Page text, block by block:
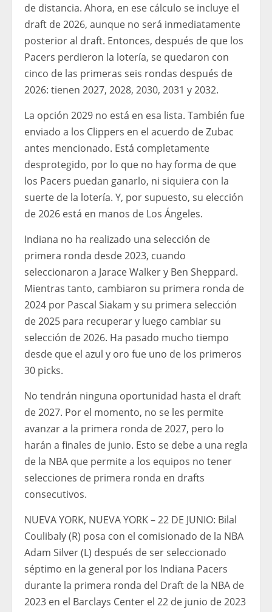
de distancia. Ahora, en ese cálculo se incluye el
draft de 2026, aunque no será inmediatamente
posterior al draft. Entonces, después de que los
Pacers perdieron la lotería, se quedaron con
cinco de las primeras seis rondas después de
2026: tienen 2027, 2028, 2030, 2031 y 2032.
La opción 2029 no está en esa lista. También fue
enviado a los Clippers en el acuerdo de Zubac
antes mencionado. Está completamente
desprotegido, por lo que no hay forma de que
los Pacers puedan ganarlo, ni siquiera con la
suerte de la lotería. Y, por supuesto, su elección
de 2026 está en manos de Los Ángeles.
Indiana no ha realizado una selección de
primera ronda desde 2023, cuando
seleccionaron a Jarace Walker y Ben Sheppard.
Mientras tanto, cambiaron su primera ronda de
2024 por Pascal Siakam y su primera selección
de 2025 para recuperar y luego cambiar su
selección de 2026. Ha pasado mucho tiempo
desde que el azul y oro fue uno de los primeros
30 picks.
No tendrán ninguna oportunidad hasta el draft
de 2027. Por el momento, no se les permite
avanzar a la primera ronda de 2027, pero lo
harán a finales de junio. Esto se debe a una regla
de la NBA que permite a los equipos no tener
selecciones de primera ronda en drafts
consecutivos.
NUEVA YORK, NUEVA YORK – 22 DE JUNIO: Bilal
Coulibaly (R) posa con el comisionado de la NBA
Adam Silver (L) después de ser seleccionado
séptimo en la general por los Indiana Pacers
durante la primera ronda del Draft de la NBA de
2023 en el Barclays Center el 22 de junio de 2023